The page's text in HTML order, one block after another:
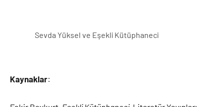
Sevda Yüksel ve Eşekli Kütüphaneci
Kaynaklar: